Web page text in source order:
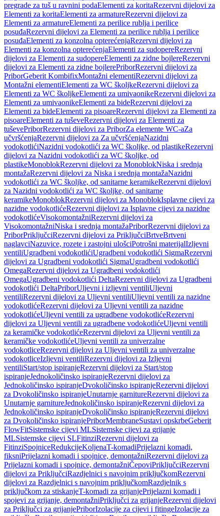
pregrade za tuš u ravnini podaElementi za koritaRezervni dijelovi za
Elementi za koritaElementi za armatureRezervni dijelovi za
Elementi za armatureElementi za perilice rublja i perilice
posuđaRezervni dijelovi za Elementi za perilice rublja i perilice
posuđaElementi za konzolna opterećenjaRezervni dijelovi za
Elementi za konzolna opterećenjaElementi za sudopereRezervni
dijelovi za Elementi za sudopereElementi za zidne bojlereRezervni
dijelovi za Elementi za zidne bojlerePriborRezervni dijelovi za
PriborGeberit KombifixMontažni elementiRezervni dijelovi za
Montažni elementiElementi za WC školjkeRezervni dijelovi za
Elementi za WC školjkeElementi za umivaonikeRezervni dijelovi za
Elementi za umivaonikeElementi za bideRezervni dijelovi za
Elementi za bideElementi za pisoareRezervni dijelovi za Elementi za
pisoareElementi za tuševeRezervni dijelovi za Elementi za
tuševePriborRezervni dijelovi za PriborZa elemente WC-aZa
učvršćenjaRezervni dijelovi za Za učvršćenjaNazidni
vodokotlićiNazidni vodokotlići za WC školjke, od plastikeRezervni
dijelovi za Nazidni vodokotlići za WC školjke, od
plastikeMonoblokRezervni dijelovi za MonoblokNiska i srednja
montažaRezervni dijelovi za Niska i srednja montažaNazidni
vodokotlići za WC školjke, od sanitarne keramikeRezervni dijelovi
za Nazidni vodokotlići za WC školjke, od sanitarne
keramikeMonoblokRezervni dijelovi za MonoblokIsplavne cijevi za
nazidne vodokotlićeRezervni dijelovi za Isplavne cijevi za nazidne
vodokotlićeVisokomontažniRezervni dijelovi za
VisokomontažniNiska i srednja montažaPriborRezervni dijelovi za
PriborPriključciRezervni dijelovi za PriključciBrtveBrtveni
naglavciNazuvice, rozete i zastojni ulošciPotrošni materijalIzljevni
ventiliUgradbeni vodokotlićiUgradbeni vodokotlići SigmaRezervni
dijelovi za Ugradbeni vodokotlići SigmaUgradbeni vodokotlići
OmegaRezervni dijelovi za Ugradbeni vodokotlići
OmegaUgradbeni vodokotlići DeltaRezervni dijelovi za Ugradbeni
vodokotlići DeltaPriborUljevni i izljevni ventiliUljevni
ventiliRezervni dijelovi za Uljevni ventiliUljevni ventili za nazidne
vodokotlićeRezervni dijelovi za Uljevni ventili za nazidne
vodokotlićeUljevni ventili za ugradbene vodokotlićeRezervni
dijelovi za Uljevni ventili za ugradbene vodokotlićeUljevni ventili
za keramičke vodokotlićeRezervni dijelovi za Uljevni ventili za
keramičke vodokotlićeUljevni ventili za univerzalne
vodokotliceRezervni dijelovi za Uljevni ventili za univerzalne
vodokotliceIzljevni ventiliRezervni dijelovi za Izljevni
ventiliStart/stop ispiranjeRezervni dijelovi za Start/stop
ispiranjeJednokoličinsko ispiranjeRezervni dijelovi za
Jednokoličinsko ispiranjeDvokoličinsko ispiranjeRezervni dijelovi
za Dvokoličinsko ispiranjeUnutarnje garnitureRezervni dijelovi za
Unutarnje garnitureJednokoličinsko ispiranjeRezervni dijelovi za
Jednokoličinsko ispiranjeDvokoličinsko ispiranjeRezervni dijelovi
za Dvokoličinsko ispiranjePriborMembraneSustavi opskrbeGeberit
FlowFitSistemske cijevi MLSistemske cijevi za grijanje
MLSistemske cijevi SLFitinziRezervni dijelovi za
FitinziSpojniceRedukcijeKoljenaT-komadiPrijelazni komadi,
fiksniPrijelazni komadi i spojnice, demontažniRezervni dijelovi za
Prijelazni komadi i spojnice, demontažniČepoviPriključciRezervni
dijelovi za PriključciRazdjelnici s navojnim priključkomRezervni
dijelovi za Razdjelnici s navojnim priključkomRazdjelnik s
priključkom za stiskanjeT-komadi za grijanjePrijelazni komadi i
spojevi za grijanje, demontažniPriključci za grijanjeRezervni dijelovi
za Priključci za grijanjePriborIzolacije za cijevi i fitingeIzolacije za